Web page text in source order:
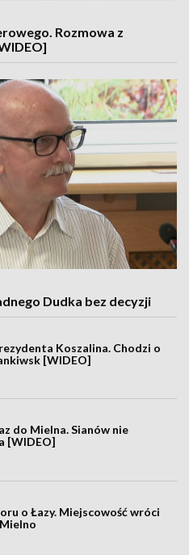
Rozmowa z
Dudka bez decyzji
Koszalina. Chodzi o
[WIDEO]
do Mielna. Sianów nie
[WIDEO]
o Łazy. Miejscowość wróci